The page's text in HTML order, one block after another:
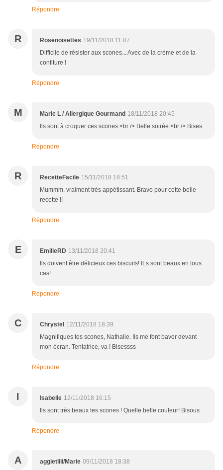
Répondre
R Rosenoisettes 19/11/2018 11:07
Difficile de résister aux scones... Avec de la crème et de la
confiture !
Répondre
M Marie L / Allergique Gourmand 18/11/2018 20:45
Ils sont à croquer ces scones.<br /> Belle soirée.<br /> Bises
Répondre
R RecetteFacile 15/11/2018 18:51
Mummm, vraiment très appétissant. Bravo pour cette belle
recette !!
Répondre
E EmilieRD 13/11/2018 20:41
Ils doivent être délicieux ces biscuits! ILs sont beaux en tous
cas!
Répondre
C Chrystel 12/11/2018 18:39
Magnifiques tes scones, Nathalie. Ils me font baver devant
mon écran. Tentatrice, va ! Bisessss
Répondre
I Isabelle 12/11/2018 16:15
Ils sont très beaux tes scones ! Quelle belle couleur! Bisous
Répondre
A aggietlili/Marie 09/11/2018 18:38